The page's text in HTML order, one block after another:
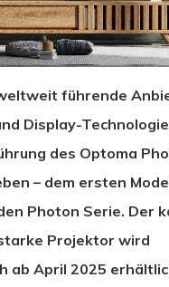
führende
Display-
des Optoma
– dem ersten
Photon Serie. Der
Projektor wird
ab April 2025